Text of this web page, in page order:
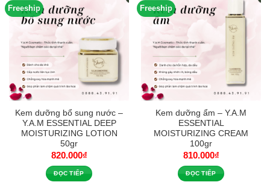
Freeship
Kem dưỡng bổ sung nước –
Y.A.M ESSENTIAL DEEP
MOISTURIZING LOTION
50gr
820.000₫
ĐỌC TIẾP
Freeship
Kem dưỡng ẩm – Y.A.M
ESSENTIAL
MOISTURIZING CREAM
100gr
810.000₫
ĐỌC TIẾP